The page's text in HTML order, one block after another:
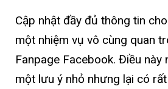
Cập nhật đầy đủ thông tin
một nhiệm vụ vô cùng quan
Fanpage Facebook. Điều này
một lưu ý nhỏ nhưng lại có